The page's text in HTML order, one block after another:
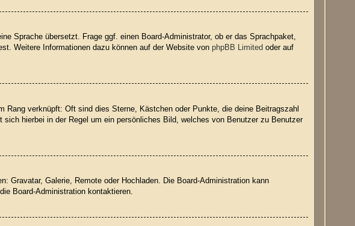
Sprache übersetzt. Frage ggf. einen Board-Administrator, ob er das Sprachpaket,
Weitere Informationen dazu können auf der Website vonphpBB Limited oder auf
verknüpft: Oft sind dies Sterne, Kästchen oder Punkte, die deine Beitragszahl
hierbei in der Regel um ein persönliches Bild, welches von Benutzer zu Benutzer
Gravatar, Galerie, Remote oder Hochladen. Die Board-Administration kann
Board-Administration kontaktieren.